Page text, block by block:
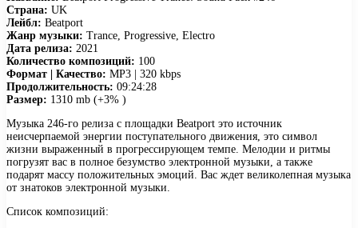
Страна: UK
Лейбл: Beatport
Жанр музыки: Trance, Progressive, Electro
Дата релиза: 2021
Количество композиций: 100
Формат | Качество: MP3 | 320 kbps
Продолжительность: 09:24:28
Размер: 1310 mb (+3% )
Музыка 246-го релиза с площадки Beatport это источник
неисчерпаемой энергии поступательного движения, это символ
жизни выраженный в прогрессирующем темпе. Мелодии и ритмы
погрузят вас в полное безумство электронной музыки, а также
подарят массу положительных эмоций. Вас ждет великолепная музыка
от знатоков электронной музыки.
Список композиций: